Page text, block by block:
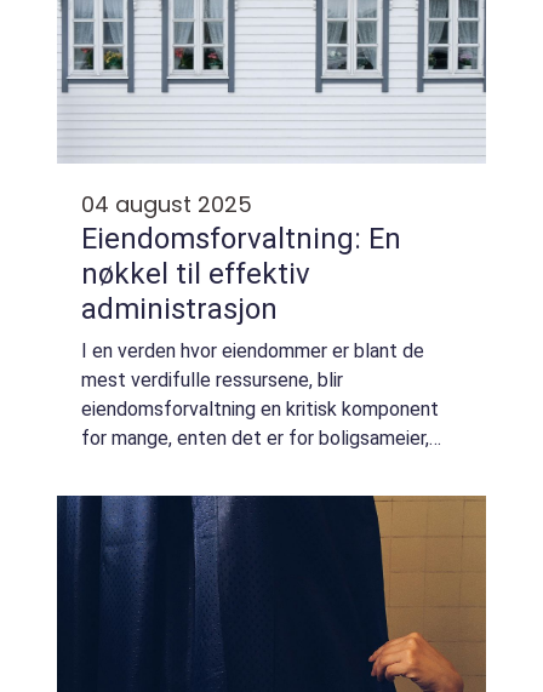
04 august 2025
Eiendomsforvaltning: En
nøkkel til effektiv
administrasjon
I en verden hvor eiendommer er blant de
mest verdifulle ressursene, blir
eiendomsforvaltning en kritisk komponent
for mange, enten det er for boligsameier,
hvordan man effektivt administrerer en ei...